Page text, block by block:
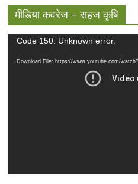
मीडिया कवरेज – सहज कृषि
Video
Code 150: Unknown error.
Download File: https://www.youtube.com/